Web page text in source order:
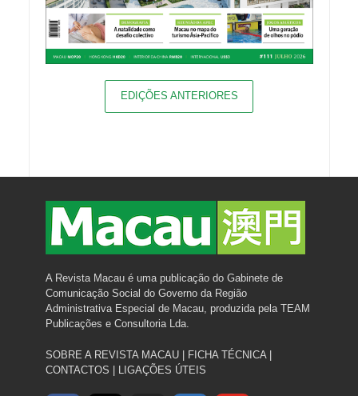
EDIÇÕES ANTERIORES
A Revista Macau é uma publicação do Gabinete de
Comunicação Social do Governo da Região
Administrativa Especial de Macau, produzida pela TEAM
Publicações e Consultoria Lda.
SOBRE A REVISTA MACAU| FICHA TÉCNICA|
CONTACTOS | LIGAÇÕES ÚTEIS